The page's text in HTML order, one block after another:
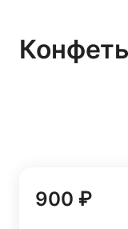
900 ₽